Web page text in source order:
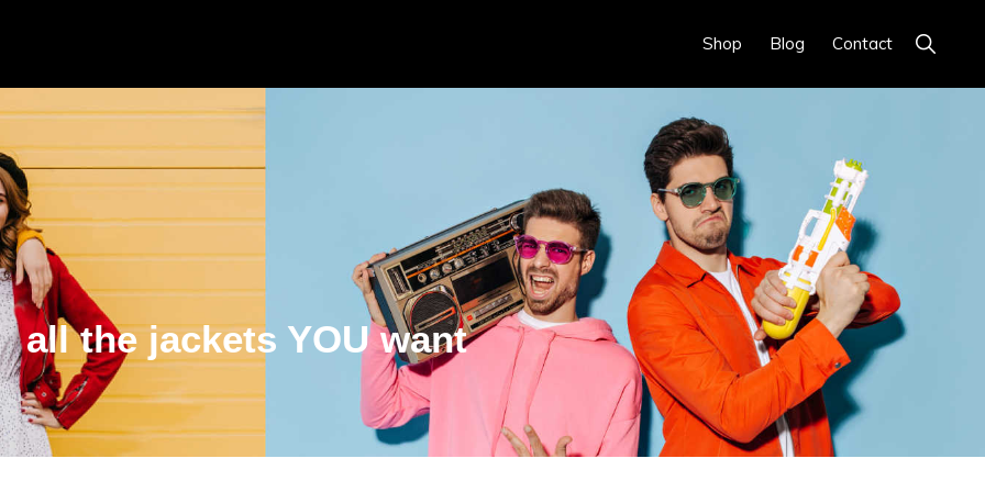
Shop Blog Contact Show
Search
all the jackets YOU want